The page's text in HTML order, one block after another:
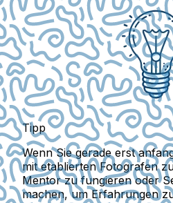
Tipp
Wenn Sie gerade erst
mit etablierten Fotografen
Mentor zu fungieren oder
machen, um Erfahrungen